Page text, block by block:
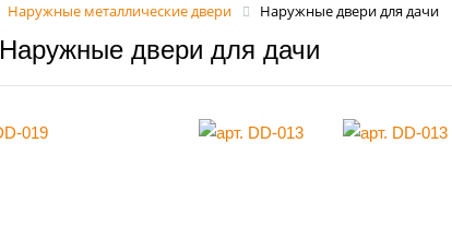
Наружные металлические двери Наружные двери для дачи
Наружные двери для дачи